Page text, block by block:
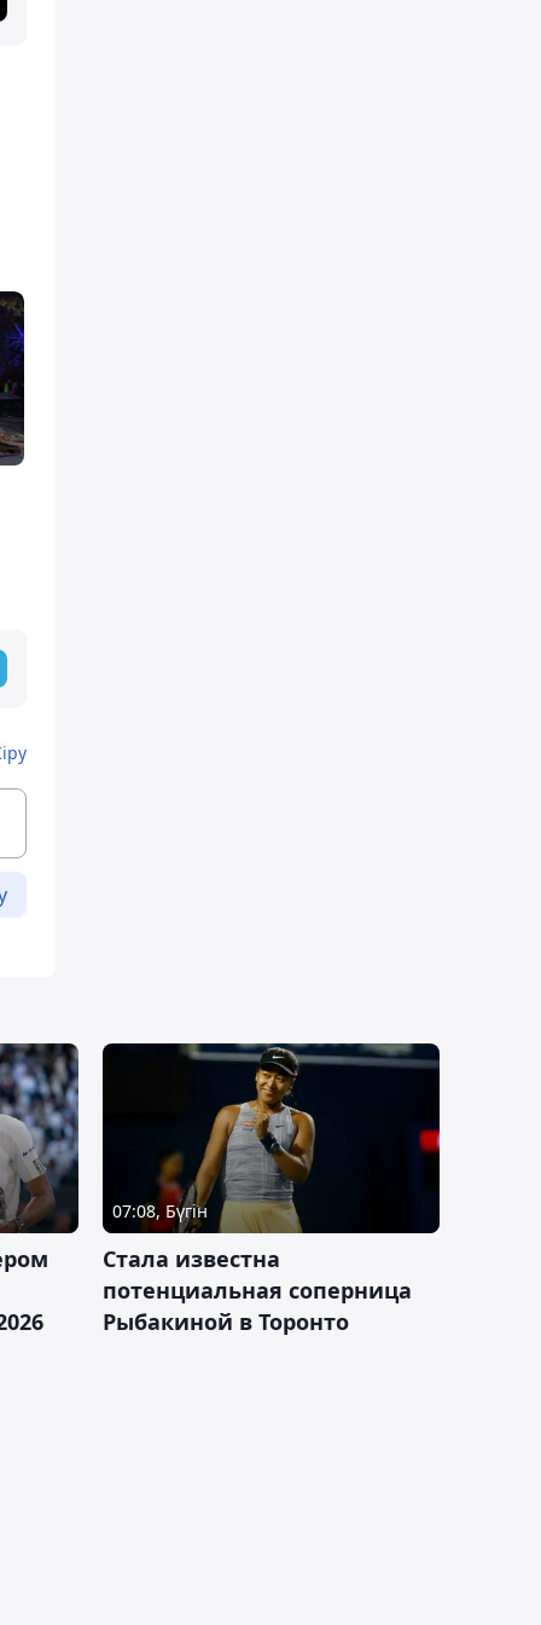
07:08, Бүгін
Cтала известна
потенциальная соперница
Рыбакиной в Торонто